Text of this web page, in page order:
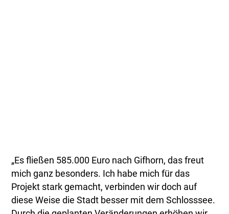
„Es fließen 585.000 Euro nach Gifhorn, das freut
mich ganz besonders. Ich habe mich für das
Projekt stark gemacht, verbinden wir doch auf
diese Weise die Stadt besser mit dem Schlosssee.